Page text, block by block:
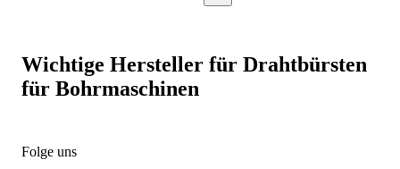
Wichtige Hersteller für Drahtbürsten
für Bohrmaschinen
Folge uns